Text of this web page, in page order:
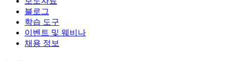
블로그
학습 도구
이벤트 및 웨비나
채용 정보